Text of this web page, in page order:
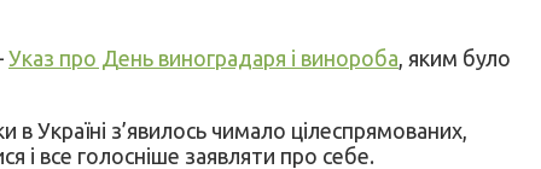
Указ про День виноградаря і винороба , яким було
Україні з’явилось чимало цілеспрямованих,
і все голосніше заявляти про себе.